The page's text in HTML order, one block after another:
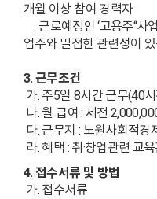
개월 이상 참여 경력자
: 근로예정인 ‘고용주“사
업주와 밀접한 관련성이
3. 근무조건
가. 주5일 8시간 근무(40
나. 월 급여 : 세전
다. 근무지 : 노원사회적경
라. 혜택 : 취·창업관련 교
4. 접수서류 및 방법
가. 접수서류